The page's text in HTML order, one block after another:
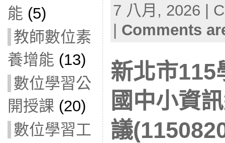
能 (5)
教師數位素
養增能 (13)
數位學習公
開授課 (20)
數位學習工
7 八月, 2026 |
| Comments
新北市115
國中小資
議